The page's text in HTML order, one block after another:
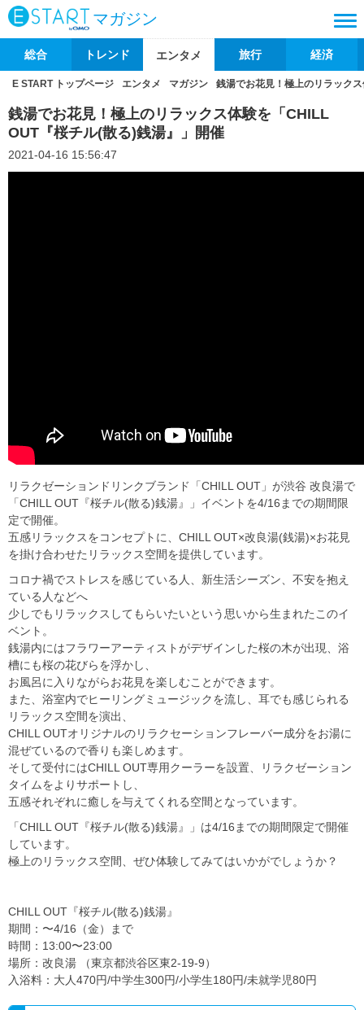
マガジン
総合 トレンド エンタメ 旅行 経済
E START トップページ エンタメ マガジン 銭湯でお花見！極上のリラック
銭湯でお花見！極上のリラックス体験を「CHILL
OUT『桜チル(散る)銭湯』」開催
2021-04-16 15:56:47
リラクゼーションドリンクブランド「CHILL OUT」が渋谷 改良湯で
「CHILL OUT『桜チル(散る)銭湯』」イベントを4/16までの期間限
定で開催。
五感リラックスをコンセプトに、CHILL OUT×改良湯(銭湯)×お花見
を掛け合わせたリラックス空間を提供しています。
コロナ禍でストレスを感じている人、新生活シーズン、不安を抱え
ている人などへ
少しでもリラックスしてもらいたいという思いから生まれたこのイ
ベント。
銭湯内にはフラワーアーティストがデザインした桜の木が出現、浴
槽にも桜の花びらを浮かし、
お風呂に入りながらお花見を楽しむことができます。
また、浴室内でヒーリングミュージックを流し、耳でも感じられる
リラックス空間を演出、
CHILL OUTオリジナルのリラクセーションフレーバー成分をお湯に
混ぜているので香りも楽しめます。
そして受付にはCHILL OUT専用クーラーを設置、リラクゼーション
タイムをよりサポートし、
五感それぞれに癒しを与えてくれる空間となっています。
「CHILL OUT『桜チル(散る)銭湯』」は4/16までの期間限定で開催
しています。
極上のリラックス空間、ぜひ体験してみてはいかがでしょうか？
CHILL OUT『桜チル(散る)銭湯』
期間：〜4/16（金）まで
時間：13:00〜23:00
場所：改良湯 （東京都渋谷区東2-19-9）
入浴料：大人470円/中学生300円/小学生180円/未就学児80円